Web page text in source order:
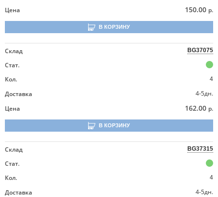
Цена
150.00 р.
В КОРЗИНУ
Склад BG37075
Стат.
Кол.
4
Доставка
4-5дн.
Цена
162.00 р.
В КОРЗИНУ
Склад BG37315
Стат.
Кол.
4
Доставка
4-5дн.